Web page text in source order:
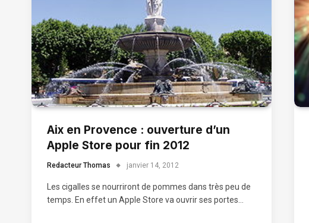
Aix en Provence : ouverture d’un
Apple Store pour fin 2012
Redacteur Thomas janvier 14, 2012
Les cigalles se nourriront de pommes dans très peu de
temps. En effet un Apple Store va ouvrir ses portes…